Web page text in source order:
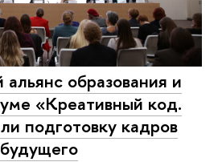
образования и
«Креативный код.
подготовку кадров